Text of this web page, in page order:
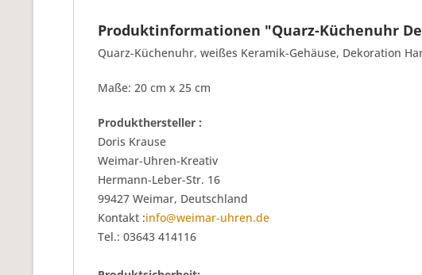
Produktinformationen "Quarz-Küchenuhr
Quarz-Küchenuhr, weißes Keramik-Gehäuse, Dekoration
Maße: 20 cm x 25 cm
Produkthersteller :
Doris Krause
Weimar-Uhren-Kreativ
Hermann-Leber-Str. 16
99427 Weimar, Deutschland
Kontakt :info@weimar-uhren.de
Tel.: 03643 414116